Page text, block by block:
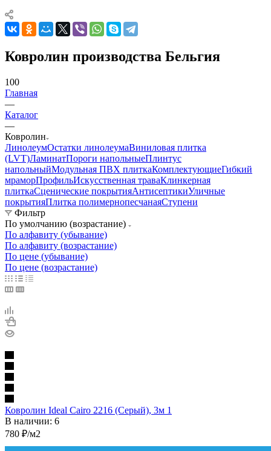
Ковролин производства Бельгия
100
Главная
—
Каталог
—
Ковролин
ЛинолеумОстатки линолеумаВиниловая плитка
(LVT)ЛаминатПороги напольныеПлинтус
напольныйМодульная ПВХ плиткаКомплектующиеГибкий
мраморПрофильИскусственная траваКлинкерная
плиткаСценические покрытияАнтисептикиУличные
покрытияПлитка полимернопесчанаяСтупени
Фильтр
По умолчанию (возрастание)
По алфавиту (убывание)
По алфавиту (возрастание)
По цене (убывание)
По цене (возрастание)
Ковролин Ideal Cairo 2216 (Серый), 3м 1
В наличии: 6
780 ₽/м2